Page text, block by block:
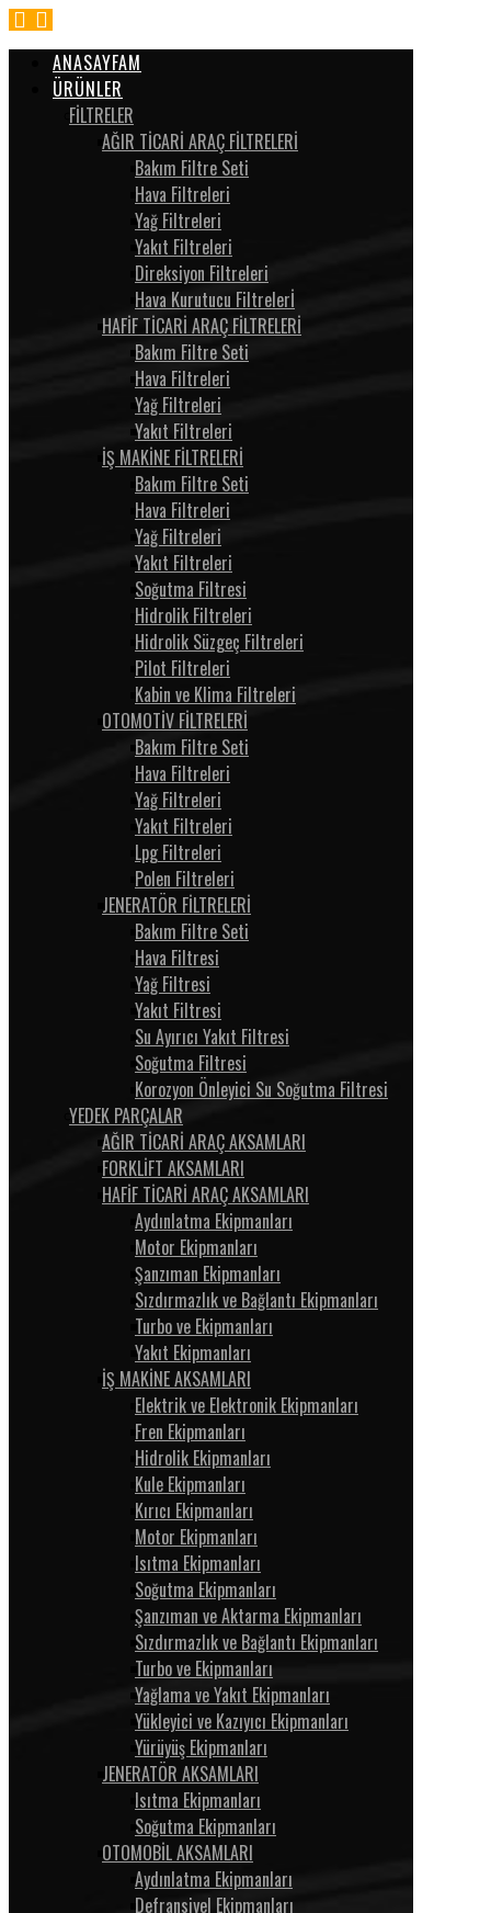
ANASAYFAM
ÜRÜNLER
FİLTRELER
AĞIR TİCARİ ARAÇ FİLTRELERİ
Bakım Filtre Seti
Hava Filtreleri
Yağ Filtreleri
Yakıt Filtreleri
Direksiyon Filtreleri
Hava Kurutucu Filtrelerİ
HAFİF TİCARİ ARAÇ FİLTRELERİ
Bakım Filtre Seti
Hava Filtreleri
Yağ Filtreleri
Yakıt Filtreleri
İŞ MAKİNE FİLTRELERİ
Bakım Filtre Seti
Hava Filtreleri
Yağ Filtreleri
Yakıt Filtreleri
Soğutma Filtresi
Hidrolik Filtreleri
Hidrolik Süzgeç Filtreleri
Pilot Filtreleri
Kabin ve Klima Filtreleri
OTOMOTİV FİLTRELERİ
Bakım Filtre Seti
Hava Filtreleri
Yağ Filtreleri
Yakıt Filtreleri
Lpg Filtreleri
Polen Filtreleri
JENERATÖR FİLTRELERİ
Bakım Filtre Seti
Hava Filtresi
Yağ Filtresi
Yakıt Filtresi
Su Ayırıcı Yakıt Filtresi
Soğutma Filtresi
Korozyon Önleyici Su Soğutma Filtresi
YEDEK PARÇALAR
AĞIR TİCARİ ARAÇ AKSAMLARI
FORKLİFT AKSAMLARI
HAFİF TİCARİ ARAÇ AKSAMLARI
Aydınlatma Ekipmanları
Motor Ekipmanları
Şanzıman Ekipmanları
Sızdırmazlık ve Bağlantı Ekipmanları
Turbo ve Ekipmanları
Yakıt Ekipmanları
İŞ MAKİNE AKSAMLARI
Elektrik ve Elektronik Ekipmanları
Fren Ekipmanları
Hidrolik Ekipmanları
Kule Ekipmanları
Kırıcı Ekipmanları
Motor Ekipmanları
Isıtma Ekipmanları
Soğutma Ekipmanları
Şanzıman ve Aktarma Ekipmanları
Sızdırmazlık ve Bağlantı Ekipmanları
Turbo ve Ekipmanları
Yağlama ve Yakıt Ekipmanları
Yükleyici ve Kazıyıcı Ekipmanları
Yürüyüş Ekipmanları
JENERATÖR AKSAMLARI
Isıtma Ekipmanları
Soğutma Ekipmanları
OTOMOBİL AKSAMLARI
Aydınlatma Ekipmanları
Defransiyel Ekipmanları